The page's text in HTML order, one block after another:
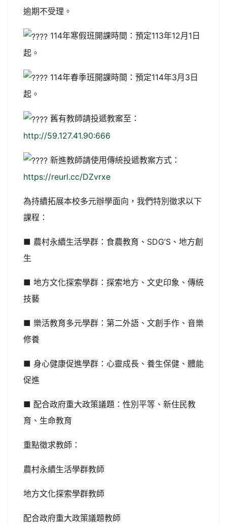
逾期不受理。
114年寒假班開課時間：預定113年12月1日
起。
114年春季班開課時間：預定114年3月3日
起。
舊有教師請投遞教案至：
http://59.127.41.90:666
新進教師請使用傳統投遞教案方式：
https://reurl.cc/DZvrxe
為持續拓展本校多元辦學面向，我們特別徵求以下
課程：
■ 農村永續生活學群：食農教育、SDG’S、地方創
生
■ 地方文化探索學群：探索地方、文史印象、傳統
技藝
■ 樂活教育多元學群：第二外語、文創手作、音樂
修養
■ 身心健康促進學群：心靈成長、養生保健、體能
促進
■ 配合政府重大政策議題：性別平等、新住民教
育、生命教育
重點徵求教師：
農村永續生活學群教師
地方文化探索學群教師
配合政府重大政策議題教師